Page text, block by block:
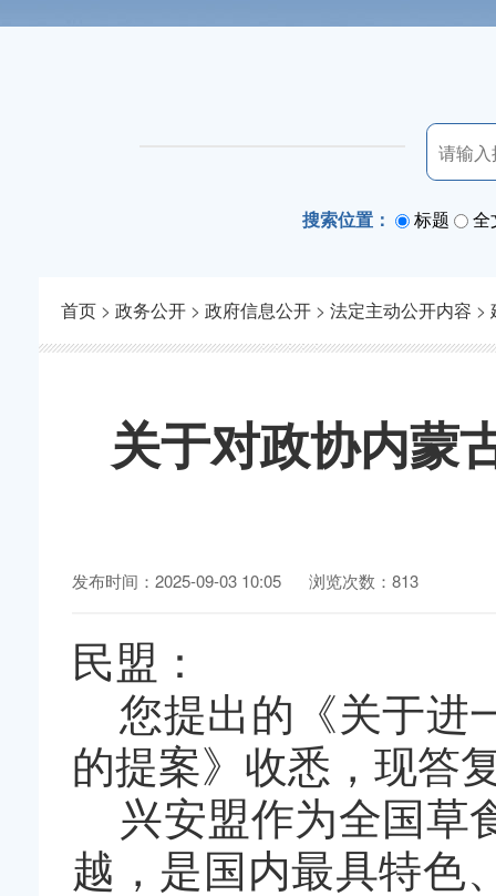
搜索位置： 标题 全
首页 > 政务公开 > 政府信息公开 > 法定主动公开内容 >
关于对政协内蒙
发布时间：2025-09-03 10:05 浏览次数：813
民盟：
您提出的《关于进
的提案》收悉，现答
兴安盟作为全国草
越，是国内最具特色